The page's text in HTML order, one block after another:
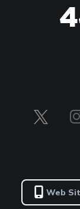
Web